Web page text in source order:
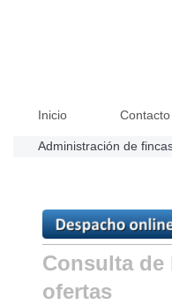
Inicio Contacto
Administración de
Consulta de
ofertas